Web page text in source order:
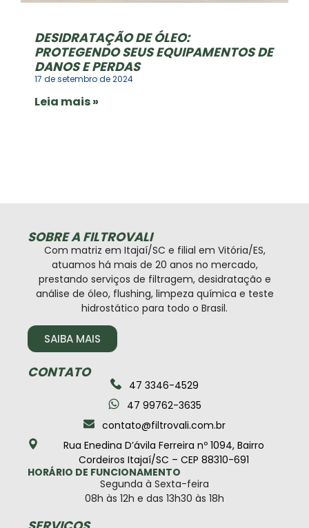
DESIDRATAÇÃO DE ÓLEO:
PROTEGENDO SEUS EQUIPAMENTOS DE
DANOS E PERDAS
17 de setembro de 2024
Leia mais »
SOBRE A FILTROVALI
Com matriz em Itajaí/SC e filial em Vitória/ES,
atuamos há mais de 20 anos no mercado,
prestando serviços de filtragem, desidratação e
análise de óleo, flushing, limpeza química e teste
hidrostático para todo o Brasil.
SAIBA MAIS
CONTATO
47 3346-4529
47 99762-3635
contato@filtrovali.com.br
Rua Enedina D’ávila Ferreira nº 1094, Bairro
Cordeiros Itajaí/SC – CEP 88310-691
HORÁRIO DE FUNCIONAMENTO
Segunda à Sexta-feira
08h às 12h e das 13h30 às 18h